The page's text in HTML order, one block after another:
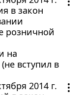
в закон
розничной
на
вступил в
2014 г.